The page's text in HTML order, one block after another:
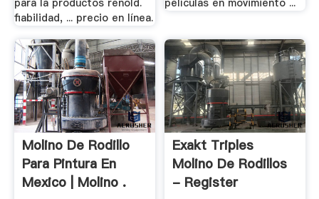
fiabilidad, ... precio en línea.
Molino De Rodillo
Para Pintura En
Mexico | Molino .
Exakt Triples
Molino De Rodillos
- Register